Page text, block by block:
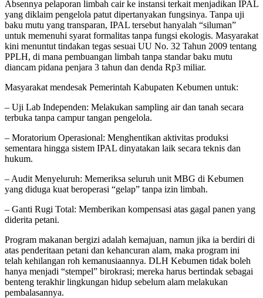
Absennya pelaporan limbah cair ke instansi terkait menjadikan IPAL
yang diklaim pengelola patut dipertanyakan fungsinya. Tanpa uji
baku mutu yang transparan, IPAL tersebut hanyalah “siluman”
untuk memenuhi syarat formalitas tanpa fungsi ekologis. Masyarakat
kini menuntut tindakan tegas sesuai UU No. 32 Tahun 2009 tentang
PPLH, di mana pembuangan limbah tanpa standar baku mutu
diancam pidana penjara 3 tahun dan denda Rp3 miliar.
Masyarakat mendesak Pemerintah Kabupaten Kebumen untuk:
– Uji Lab Independen: Melakukan sampling air dan tanah secara
terbuka tanpa campur tangan pengelola.
– Moratorium Operasional: Menghentikan aktivitas produksi
sementara hingga sistem IPAL dinyatakan laik secara teknis dan
hukum.
– Audit Menyeluruh: Memeriksa seluruh unit MBG di Kebumen
yang diduga kuat beroperasi “gelap” tanpa izin limbah.
– Ganti Rugi Total: Memberikan kompensasi atas gagal panen yang
diderita petani.
Program makanan bergizi adalah kemajuan, namun jika ia berdiri di
atas penderitaan petani dan kehancuran alam, maka program ini
telah kehilangan roh kemanusiaannya. DLH Kebumen tidak boleh
hanya menjadi “stempel” birokrasi; mereka harus bertindak sebagai
benteng terakhir lingkungan hidup sebelum alam melakukan
pembalasannya.